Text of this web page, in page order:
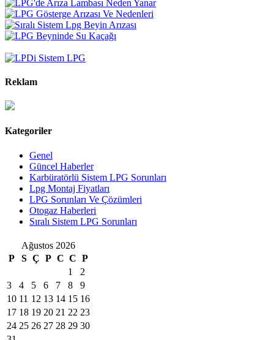
Reklam
Kategoriler
Genel
Güncel Haberler
Karbüratörlü Sistem LPG Sorunları
Lpg Montaj Fiyatları
LPG Sorunları Ve Çözümleri
Otogaz Haberleri
Sıralı Sistem LPG Sorunları
Ağustos 2026
P
S Ç P C C P
1
2
3
4 5 6 7 8
9
10 11 12 13 14 15 16
17 18 19 20 21 22 23
24 25 26 27 28 29 30